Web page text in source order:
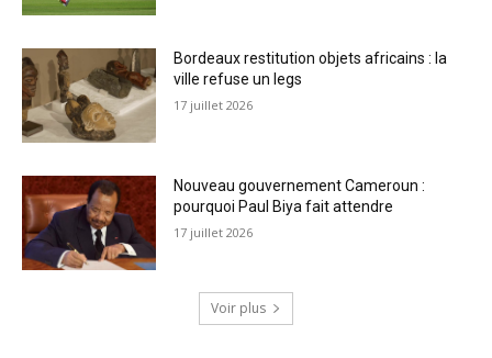
Bordeaux restitution objets africains : la
ville refuse un legs
17 juillet 2026
Nouveau gouvernement Cameroun :
pourquoi Paul Biya fait attendre
17 juillet 2026
Voir plus